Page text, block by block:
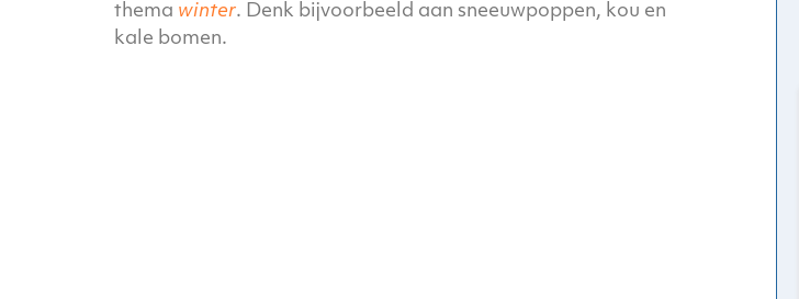
thema winter. Denk bijvoorbeeld aan sneeuwpoppen, kou en
kale bomen.